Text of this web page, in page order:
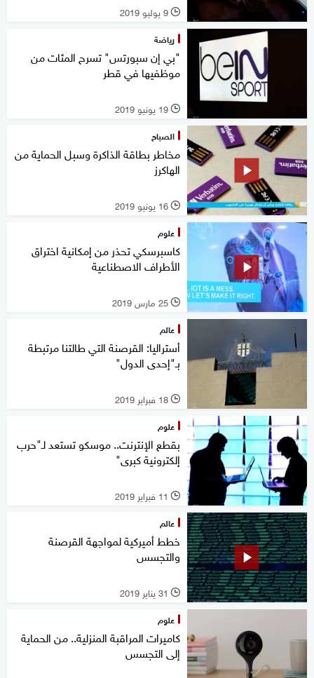
l 9 يوليو 2019
رياضة
"بي إن سبورتس" تسرح المئات من
موظفيها في قطر
l 19 يونيو 2019
الصباح
مخاطر بطاقة الذاكرة وسبل الحماية من
الهاكرز
l 16 يونيو 2019
علوم
كاسبرسكي تحذر من إمكانية اختراق
الأطراف الاصطناعية
l 25 مارس 2019
عالم
أستراليا: القرصنة التي طالتنا مرتبطة
بـ"إحدى الدول"
l 18 فبراير 2019
علوم
بقطع الإنترنت.. موسكو تستعد لـ"حرب
إلكترونية كبرى"
l 11 فبراير 2019
عالم
خطط أميركية لمواجهة القرصنة
والتجسس
l 31 يناير 2019
علوم
كاميرات المراقبة المنزلية.. من الحماية
إلى التجسس